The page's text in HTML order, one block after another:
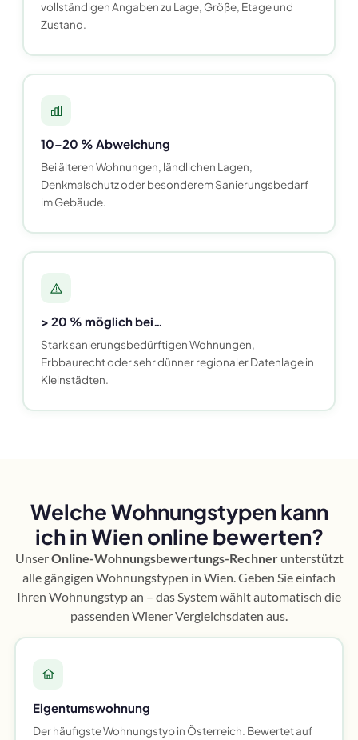
vollständigen Angaben zu Lage, Größe, Etage und
Zustand.
10–20 % Abweichung
Bei älteren Wohnungen, ländlichen Lagen,
Denkmalschutz oder besonderem Sanierungsbedarf
im Gebäude.
> 20 % möglich bei…
Stark sanierungsbedürftigen Wohnungen,
Erbbaurecht oder sehr dünner regionaler Datenlage in
Kleinstädten.
Welche Wohnungstypen kann
ich in Wien online bewerten?
UnserOnline-Wohnungsbewertungs-Rechnerunterstützt
alle gängigen Wohnungstypen in Wien. Geben Sie einfach
Ihren Wohnungstyp an – das System wählt automatisch die
passenden Wiener Vergleichsdaten aus.
Eigentumswohnung
Der häufigste Wohnungstyp in Österreich. Bewertet auf